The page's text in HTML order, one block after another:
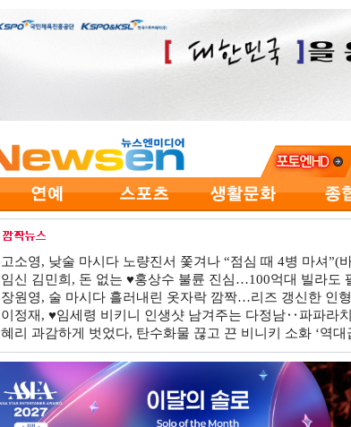
고소영, 낮술 마시다 노량진서 쫓겨나 “점심 때 4병 마셔”(
임신 김민희, 돈 없는 ♥홍상수 불륜 진심…100억대 빌라도
장원영, 술 마시다 흘러내린 옷자락 깜짝…리즈 갱신한 인
이정재, ♥임세령 비키니 인생샷 남겨주는 다정남‥파파라
혜리 과감하게 벗었다, 탄수화물 끊고 끈 비니키 소화 ‘역대